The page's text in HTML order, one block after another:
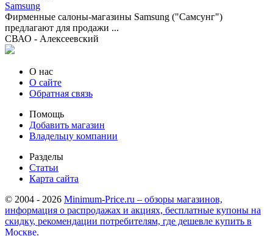
Samsung
Фирменные салоны-магазины Samsung ("Самсунг")
предлагают для продажи ...
СВАО - Алексеевский
О нас
О сайте
Обратная связь
Помощь
Добавить магазин
Владельцу компании
Разделы
Статьи
Карта сайта
© 2004 - 2026 Minimum-Price.ru – обзоры магазинов,
информация о распродажах и акциях, бесплатные купоны на
скидку, рекомендации потребителям, где дешевле купить в
Москве.